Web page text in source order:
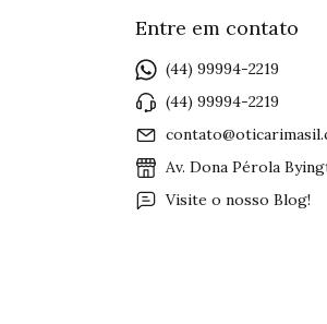
Entre em contato
(44) 99994-2219
(44) 99994-2219
Av. Dona Pérola
Visite o nosso Blog!